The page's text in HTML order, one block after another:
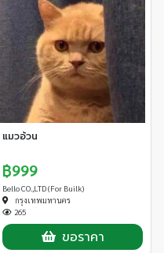
แมวอ้วน
฿999
Bello CO.,LTD (For Builk)
กรุงเทพมหานคร
265
ขอราคา